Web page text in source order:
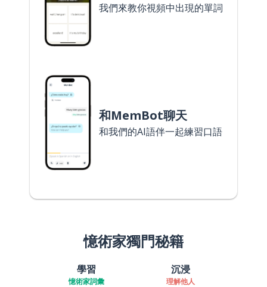
我們來教你視頻中出現的單詞
和MemBot聊天
和我們的AI語伴一起練習口語
憶術家獨門秘籍
學習
憶術家詞彙
沉浸
理解他人